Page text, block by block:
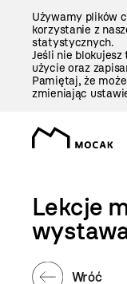
Używamy plików
korzystanie z
statystycznych.
Jeśli nie
użycie oraz
Pamiętaj, że
zmieniając
Lekcje
Wróć